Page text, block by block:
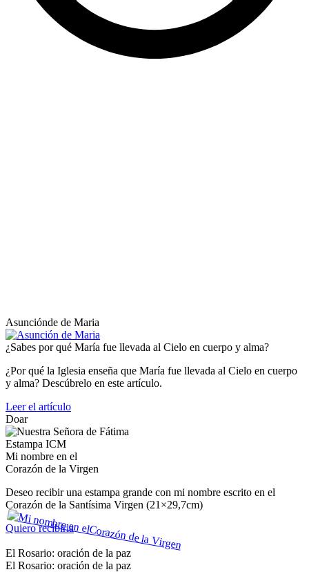
Asunciónde de Maria
¿Sabes por qué María fue llevada al Cielo en cuerpo y alma?
¿Por qué la Iglesia enseña que María fue llevada al Cielo en cuerpo
y alma? Descúbrelo en este artículo.
Leer el artículo
Doar
Estampa ICM
Mi nombre en el
Corazón de la Virgen
Deseo recibir una estampa grande con mi nombre escrito en el
Corazón de la Santísima Virgen (21×29,7cm)
Quiero recibirla
El Rosario: oración de la paz
El Rosario: oración de la paz